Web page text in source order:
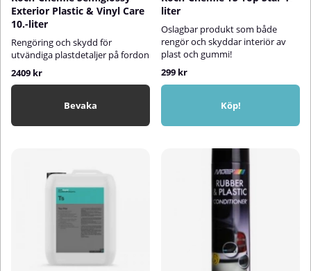
Exterior Plastic & Vinyl Care
10.-liter
Rengöring och skydd för
utvändiga plastdetaljer på fordon
2409 kr
Bevaka
liter
Oslagbar produkt som både
rengör och skyddar interiör av
plast och gummi!
299 kr
Köp!